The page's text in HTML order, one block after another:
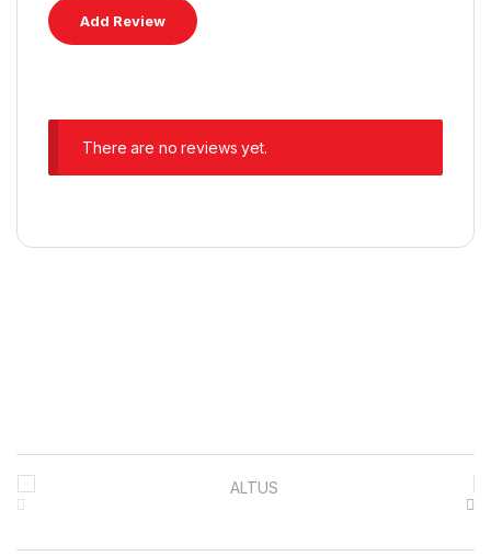
There are no reviews yet.
Brands Carousel